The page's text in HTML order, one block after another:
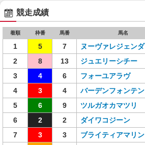
競走成績
着順 枠番 馬番 馬名
1 5 7 ヌーヴァレジェンダ
2
8 13 ジュエリーシチー
3
4 6 フォーユアラヴ
4
3 4 バーデンフォンテン
5
6 9 ツルガオカマツリ
6
2 2 ダイワコジーン
7
3 3 ブライティアマリン